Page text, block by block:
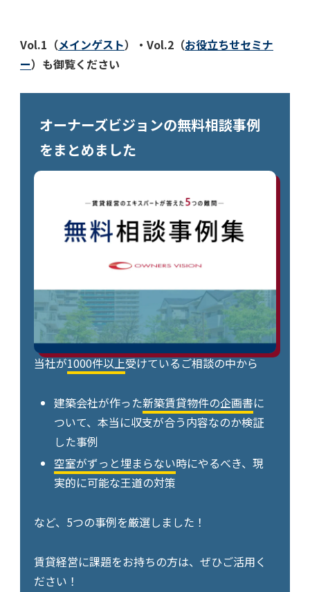
Vol.1（メインゲスト）・Vol.2（お役立ちせセミナ
ー）も御覧ください
オーナーズビジョンの無料相談事例
をまとめました
当社が1000件以上受けているご相談の中から
建築会社が作った新築賃貸物件の企画書に
ついて、本当に収支が合う内容なのか検証
した事例
空室がずっと埋まらない時にやるべき、現
実的に可能な王道の対策
など、5つの事例を厳選しました！
賃貸経営に課題をお持ちの方は、ぜひご活用く
ださい！